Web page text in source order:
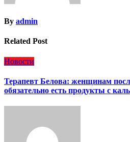
By admin
Related Post
Новости
Терапевт Белова: женщинам
обязательно есть продукты с